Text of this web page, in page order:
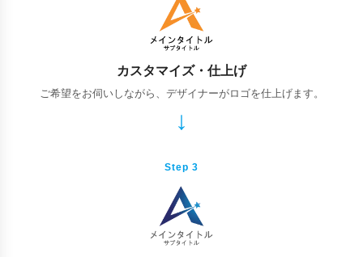
カスタマイズ・仕上げ
ご希望をお伺いしながら、デザイナーがロゴを仕上げます。
Step 3